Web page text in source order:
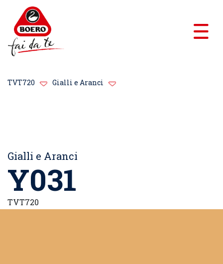
TVT720 Gialli e Aranci
Gialli e Aranci
Y031
TVT720